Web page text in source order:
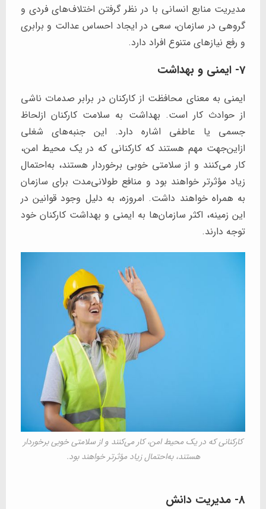
مدیریت منابع انسانی با در نظر گرفتن اختلاف‌های فردی و
گروهی در سازمان، سعی در ایجاد احساس عدالت و برابری
و رفع نیازهای متنوع افراد دارد.
7- ایمنی و بهداشت
ایمنی به معنای محافظت از کارکنان در برابر صدمات ناشی
از حوادث کار است. بهداشت به سلامت کارکنان ازلحاظ
جسمی یا عاطفی اشاره دارد. این جنبه‌های شغلی
ازاین‌جهت مهم هستند که کارکنانی که در یک محیط امن،
کار می‌کنند و از سلامتی خوبی برخوردار هستند، به‌احتمال
زیاد مؤثرتر خواهند بود و منافع طولانی‌مدت برای سازمان
به همراه خواهند داشت. امروزه، به دلیل وجود قوانین در
این زمینه، اکثر سازمان‌ها به ایمنی و بهداشت کارکنان خود
توجه دارند.
کارکنانی که در یک محیط امن، کار می‌کنند و از سلامتی خوبی برخوردار
هستند، به‌احتمال زیاد مؤثرتر خواهند بود.
8- مدیریت دانش